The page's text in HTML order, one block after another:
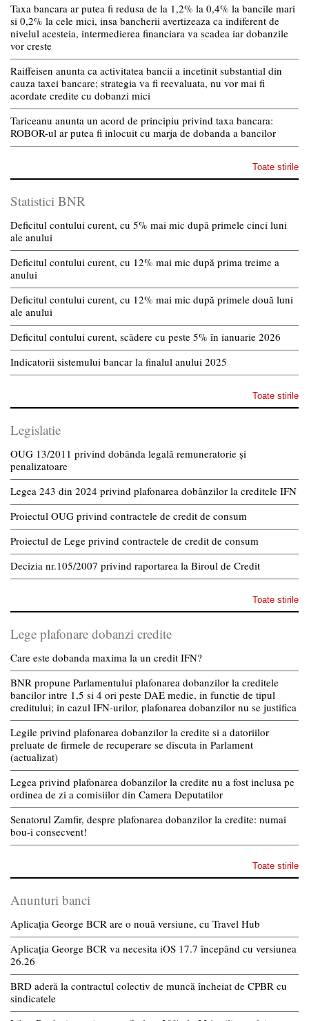
Taxa bancara ar putea fi redusa de la 1,2% la 0,4% la bancile mari
si 0,2% la cele mici, insa bancherii avertizeaza ca indiferent de
nivelul acesteia, intermedierea financiara va scadea iar dobanzile
vor creste
Raiffeisen anunta ca activitatea bancii a incetinit substantial din
cauza taxei bancare; strategia va fi reevaluata, nu vor mai fi
acordate credite cu dobanzi mici
Tariceanu anunta un acord de principiu privind taxa bancara:
ROBOR-ul ar putea fi inlocuit cu marja de dobanda a bancilor
Toate stirile
Statistici BNR
Deficitul contului curent, cu 5% mai mic după primele cinci luni
ale anului
Deficitul contului curent, cu 12% mai mic după prima treime a
anului
Deficitul contului curent, cu 12% mai mic după primele două luni
ale anului
Deficitul contului curent, scădere cu peste 5% în ianuarie 2026
Indicatorii sistemului bancar la finalul anului 2025
Toate stirile
Legislatie
OUG 13/2011 privind dobânda legală remuneratorie și
penalizatoare
Legea 243 din 2024 privind plafonarea dobânzilor la creditele IFN
Proiectul OUG privind contractele de credit de consum
Proiectul de Lege privind contractele de credit de consum
Decizia nr.105/2007 privind raportarea la Biroul de Credit
Toate stirile
Lege plafonare dobanzi credite
Care este dobanda maxima la un credit IFN?
BNR propune Parlamentului plafonarea dobanzilor la creditele
bancilor intre 1,5 si 4 ori peste DAE medie, in functie de tipul
creditului; in cazul IFN-urilor, plafonarea dobanzilor nu se justifica
Legile privind plafonarea dobanzilor la credite si a datoriilor
preluate de firmele de recuperare se discuta in Parlament
(actualizat)
Legea privind plafonarea dobanzilor la credite nu a fost inclusa pe
ordinea de zi a comisiilor din Camera Deputatilor
Senatorul Zamfir, despre plafonarea dobanzilor la credite: numai
bou-i consecvent!
Toate stirile
Anunturi banci
Aplicația George BCR are o nouă versiune, cu Travel Hub
Aplicația George BCR va necesita iOS 17.7 începând cu versiunea
26.26
BRD aderă la contractul colectiv de muncă încheiat de CPBR cu
sindicatele